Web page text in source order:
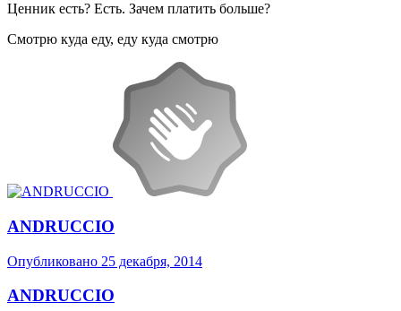
Ценник есть? Есть. Зачем платить больше?
Смотрю куда еду, еду куда смотрю
ANDRUCCIO
Опубликовано 25 декабря, 2014
ANDRUCCIO